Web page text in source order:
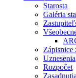
Starosta
Galéria
Zápisnice
Uznesenia
Rozpočet